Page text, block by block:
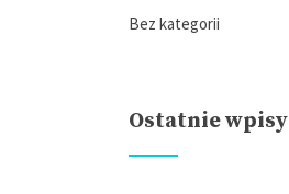
Bez kategorii
Ostatnie wpisy